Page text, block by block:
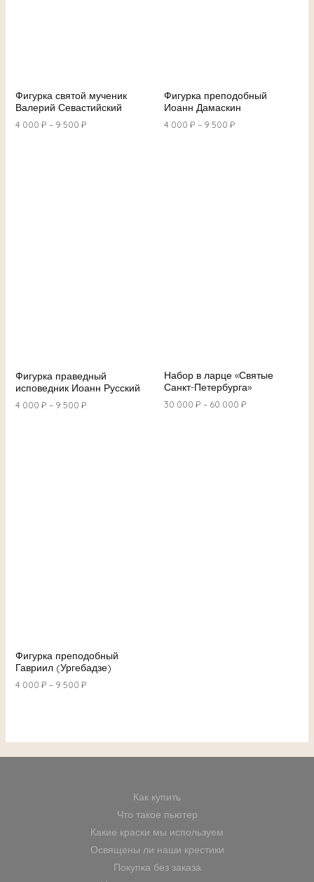
Фигурка святой мученик
Валерий Севастийский
4 000 ₽ – 9 500 ₽
Фигурка преподобный
Иоанн Дамаскин
4 000 ₽ – 9 500 ₽
Фигурка праведный
исповедник Иоанн Русский
4 000 ₽ – 9 500 ₽
Набор в ларце «Святые
Санкт-Петербурга»
30 000 ₽ – 60 000 ₽
Фигурка преподобный
Гавриил (Ургебадзе)
4 000 ₽ – 9 500 ₽
Как купить
Что такое пьютер
Какие краски мы используем
Освящены ли наши крестики
Покупка без заказа